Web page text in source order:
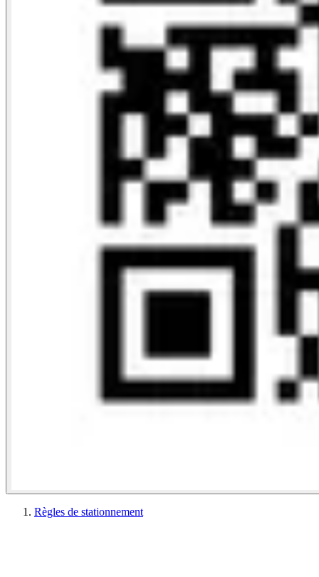
Règles de stationnement